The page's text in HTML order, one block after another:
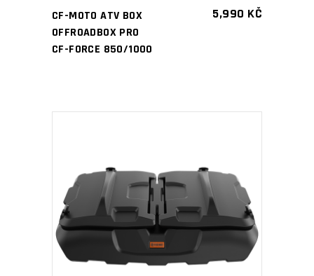
CF-MOTO ATV BOX
OFFROADBOX PRO
CF-FORCE 850/1000
5,990 KČ
PŘIDAT DO KOŠÍKU